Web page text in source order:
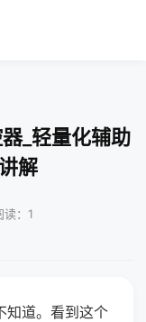
_轻量化辅助
解
：1
知道。看到这个